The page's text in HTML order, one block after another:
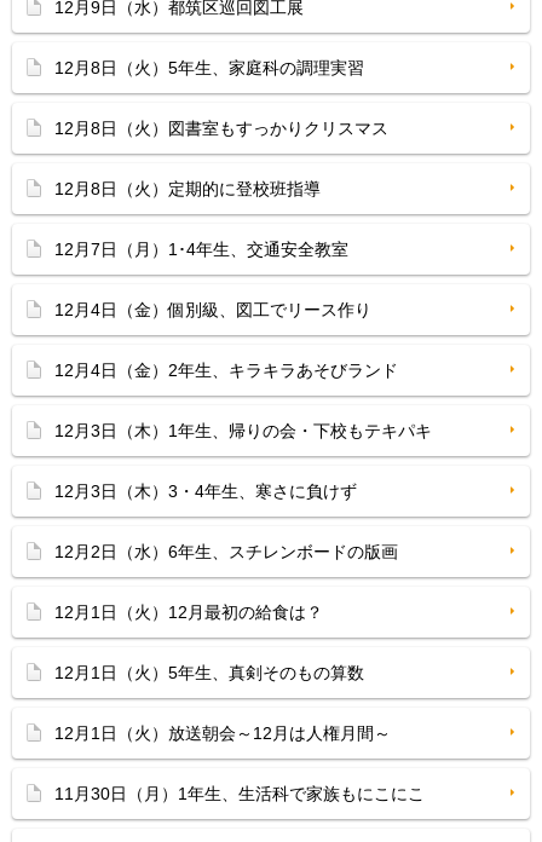
12月9日（水）都筑区巡回図工展
12月8日（火）5年生、家庭科の調理実習
12月8日（火）図書室もすっかりクリスマス
12月8日（火）定期的に登校班指導
12月7日（月）1･4年生、交通安全教室
12月4日（金）個別級、図工でリース作り
12月4日（金）2年生、キラキラあそびランド
12月3日（木）1年生、帰りの会・下校もテキパキ
12月3日（木）3・4年生、寒さに負けず
12月2日（水）6年生、スチレンボードの版画
12月1日（火）12月最初の給食は？
12月1日（火）5年生、真剣そのもの算数
12月1日（火）放送朝会～12月は人権月間～
11月30日（月）1年生、生活科で家族もにこにこ